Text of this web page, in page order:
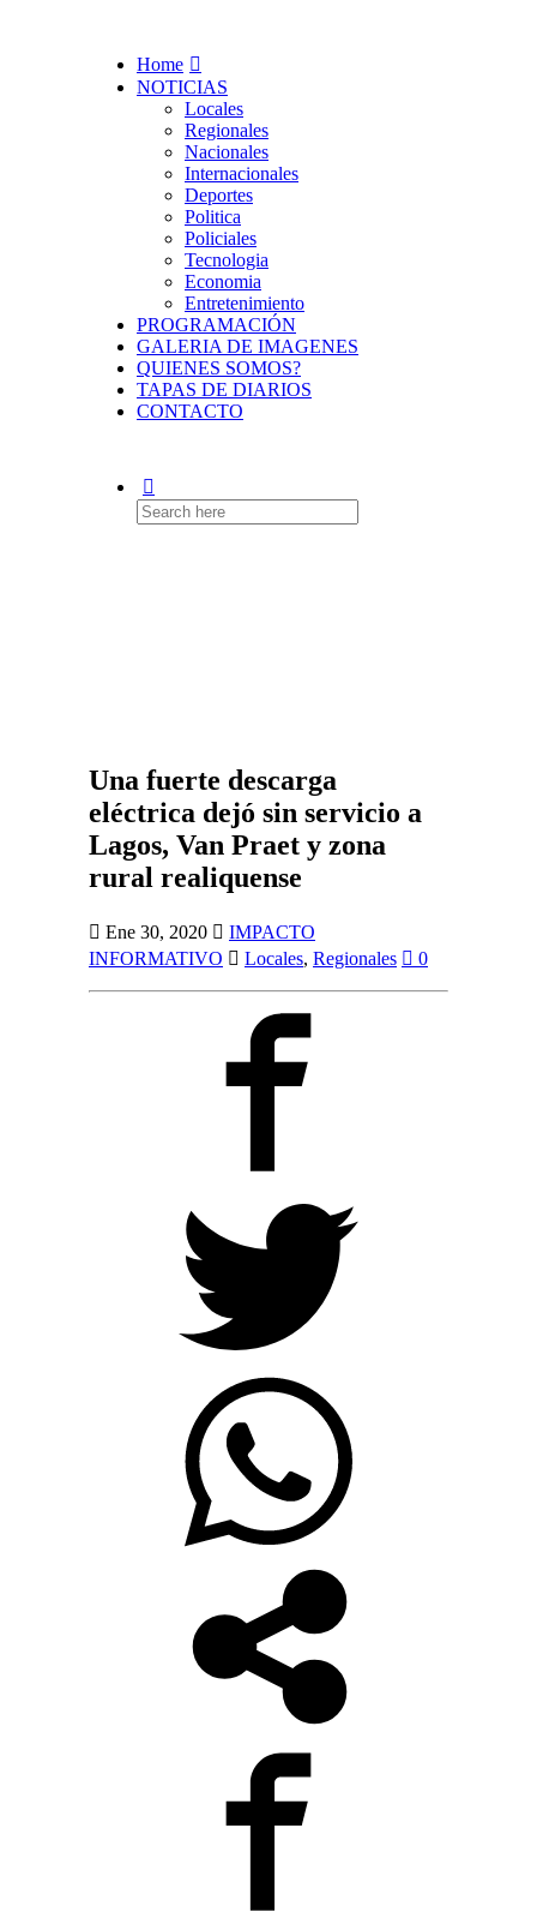
Home
NOTICIAS
Locales
Regionales
Nacionales
Internacionales
Deportes
Politica
Policiales
Tecnologia
Economia
Entretenimiento
PROGRAMACIÓN
GALERIA DE IMAGENES
QUIENES SOMOS?
TAPAS DE DIARIOS
CONTACTO
Search
for:
Una fuerte descarga
eléctrica dejó sin servicio a
Lagos, Van Praet y zona
rural realiquense
Ene 30, 2020
IMPACTO
INFORMATIVO
Locales, Regionales 0